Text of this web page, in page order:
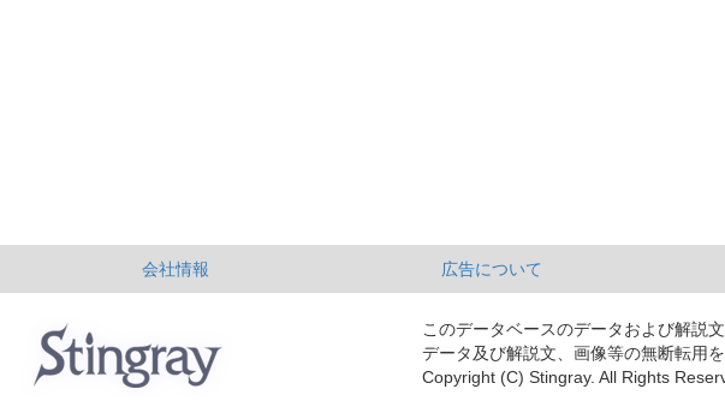
会社情報 広告について
このデータベースのデータおよび解説
データ及び解説文、画像等の無断転用を
Copyright (C) Stingray. All Rights